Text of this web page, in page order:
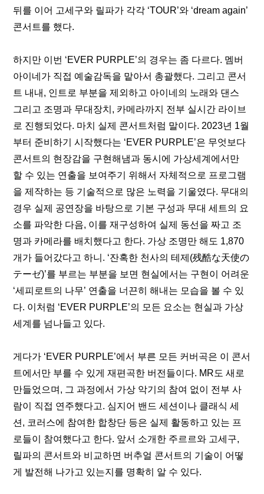
뒤를 이어 고세구와 릴파가 각각 ‘TOUR’와 ‘dream again’
콘서트를 했다.
하지만 이번 ‘EVER PURPLE’의 경우는 좀 다르다. 멤버
아이네가 직접 예술감독을 맡아서 총괄했다. 그리고 콘서
트 내내, 인트로 부분을 제외하고 아이네의 노래와 댄스
그리고 조명과 무대장치, 카메라까지 전부 실시간 라이브
로 진행되었다. 마치 실제 콘서트처럼 말이다. 2023년 1월
부터 준비하기 시작했다는 ‘EVER PURPLE’은 무엇보다
콘서트의 현장감을 구현해냄과 동시에 가상세계에서만
할 수 있는 연출을 보여주기 위해서 자체적으로 프로그램
을 제작하는 등 기술적으로 많은 노력을 기울였다. 무대의
경우 실제 공연장을 바탕으로 기본 구성과 무대 세트의 요
소를 파악한 다음, 이를 재구성하여 실제 동선을 짜고 조
명과 카메라를 배치했다고 한다. 가상 조명만 해도 1,870
개가 들어갔다고 하니. ‘잔혹한 천사의 테제(残酷な天使の
テーゼ)’를 부르는 부분을 보면 현실에서는 구현이 어려운
‘세피로트의 나무’ 연출을 너끈히 해내는 모습을 볼 수 있
다. 이처럼 ‘EVER PURPLE’의 모든 요소는 현실과 가상
세계를 넘나들고 있다.
게다가 ‘EVER PURPLE’에서 부른 모든 커버곡은 이 콘서
트에서만 부를 수 있게 재편곡한 버전들이다. MR도 새로
만들었으며, 그 과정에서 가상 악기의 참여 없이 전부 사
람이 직접 연주했다고. 심지어 밴드 세션이나 클래식 세
션, 코러스에 참여한 합창단 등은 실제 활동하고 있는 프
로들이 참여했다고 한다. 앞서 소개한 주르르와 고세구,
릴파의 콘서트와 비교하면 버추얼 콘서트의 기술이 어떻
게 발전해 나가고 있는지를 명확히 알 수 있다.